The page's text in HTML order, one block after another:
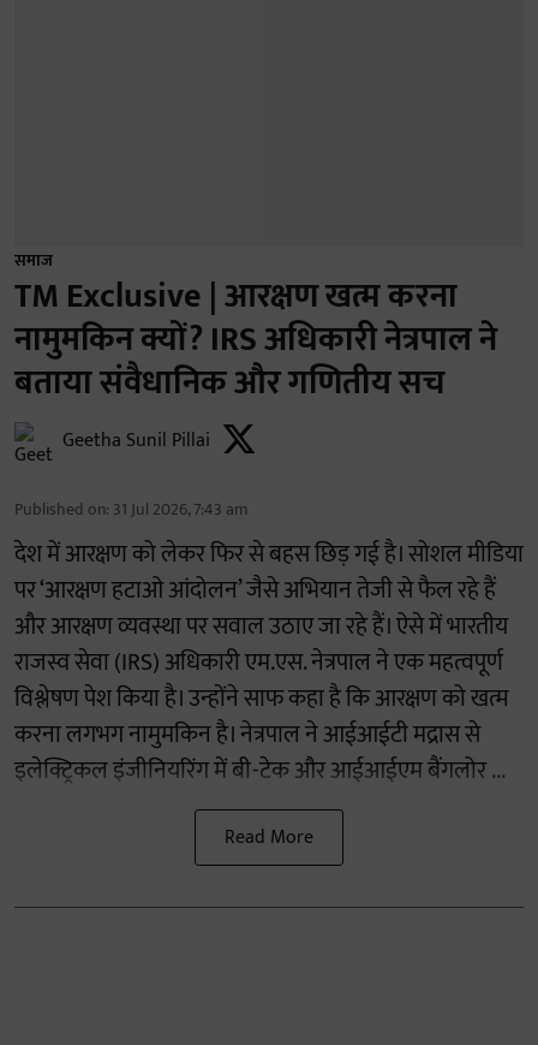
समाज
TM Exclusive | आरक्षण खत्म करना
नामुमकिन क्यों? IRS अधिकारी नेत्रपाल ने
बताया संवैधानिक और गणितीय सच
Geetha Sunil Pillai
Published on: 31 Jul 2026, 7:43 am
देश में आरक्षण को लेकर फिर से बहस छिड़ गई है। सोशल मीडिया
पर ‘आरक्षण हटाओ आंदोलन’ जैसे अभियान तेजी से फैल रहे हैं
और आरक्षण व्यवस्था पर सवाल उठाए जा रहे हैं। ऐसे में भारतीय
राजस्व सेवा (IRS) अधिकारी एम.एस. नेत्रपाल ने एक महत्वपूर्ण
विश्लेषण पेश किया है। उन्होंने साफ कहा है कि आरक्षण को खत्म
करना लगभग नामुमकिन है। नेत्रपाल ने आईआईटी मद्रास से
इलेक्ट्रिकल इंजीनियरिंग में बी-टेक और आईआईएम बैंगलोर ...
Read More